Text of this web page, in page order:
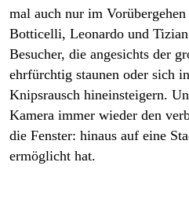
mal auch nur im
Botticelli, Leonardo und
Besucher, die angesichts der
ehrfürchtig staunen oder sich
Knipsrausch hineinsteigern.
Kamera immer wieder den
die Fenster: hinaus auf eine
ermöglicht hat.